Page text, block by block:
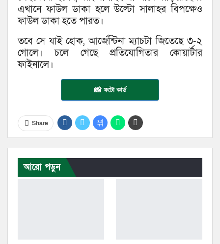
এখানে ফাউল ডাকা হলে উল্টো সালাহর বিপক্ষেও
ফাউল ডাকা হতে পারত।
তবে সে যাই হোক, আর্জেন্টিনা ম্যাচটা জিতেছে ৩-২
গোলে। চলে গেছে প্রতিযোগিতার কোয়ার্টার
ফাইনালে।
📸 ফটো কার্ড
Share
আরো পড়ুন